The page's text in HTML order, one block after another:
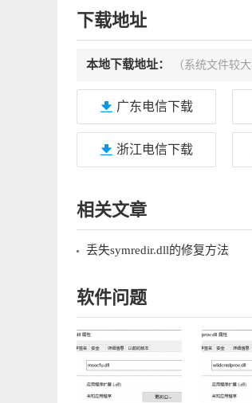
下载地址
本地下载地址： （系统文件较
广东电信下载
浙江电信下载
相关文章
丢失symredir.dll的修复方法
软件问题